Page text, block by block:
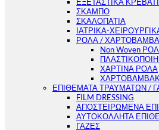
ΕΞΕΤΑΣΤΙΚΑ
ΣΚΑΜΠΟ
ΣΚΑΛΟΠΑΤΙΑ
ΙΑΤΡΙΚΑ-
ΡΟΛΑ /
Non Woven
ΧΑΡΤΙΝΑ ΡΟΛΑ
ΕΠΙΘΕΜΑΤΑ ΤΡΑΥΜΑΤΩΝ /
FILM DRESSING
ΑΠΟΣΤΕΙΡΩΜΕΝΑ
ΑΥΤΟΚΟΛΛΗΤΑ
ΓΑΖΕΣ